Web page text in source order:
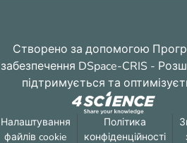
Створено за допомогою
забезпечення DSpace-CRIS -
підтримується та
Налаштування
файлів cookie
Політика
конфіденційності